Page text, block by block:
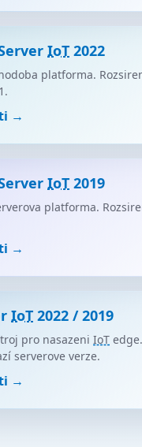
IoT 2022
platforma.
→
IoT 2019
platforma.
→
IoT 2022 / 2019
pro nasazeni IoT
serverove verze.
→